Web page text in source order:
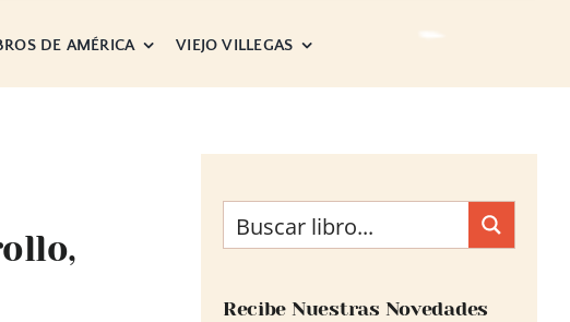
DE AMÉRICA VIEJO VILLEGAS
Recibe Nuestras Novedades